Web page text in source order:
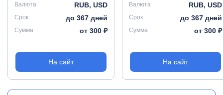
Валюта RUB, USD
Срок до 367 дней
Сумма от 300 ₽
На сайт
Валюта RUB, USD
Срок до 367 дней
Сумма от 300 ₽
На сайт